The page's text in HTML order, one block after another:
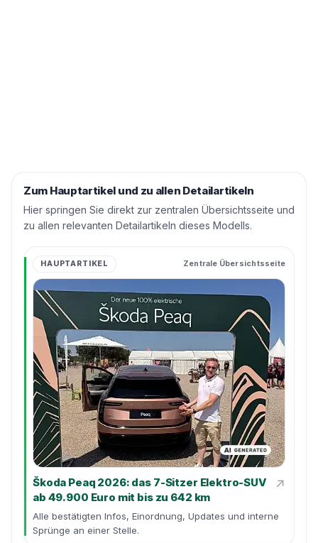
Zum Hauptartikel und zu allen Detailartikeln
Hier springen Sie direkt zur zentralen Übersichtsseite und
zu allen relevanten Detailartikeln dieses Modells.
HAUPTARTIKEL Zentrale Übersichtsseite
Škoda Peaq 2026: das 7-Sitzer Elektro-SUV
ab 49.900 Euro mit bis zu 642 km
↗
Alle bestätigten Infos, Einordnung, Updates und interne
Sprünge an einer Stelle.